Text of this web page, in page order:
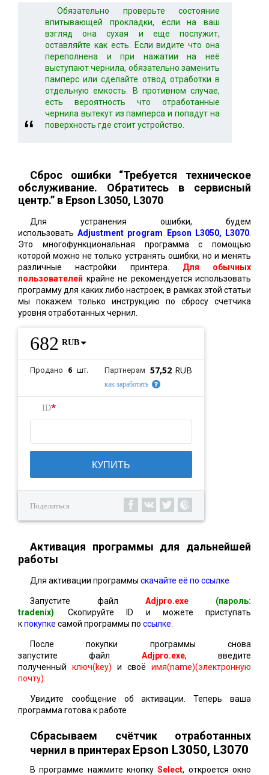
Обязательно проверьте состояние
впитывающей прокладки, если на ваш
взгляд она сухая и еще послужит,
оставляйте как есть. Если видите что она
переполнена и при нажатии на неё
выступают чернила, обязательно заменить
памперс или сделайте отвод отработки в
отдельную емкость. В противном случае,
есть вероятность что отработанные
чернила вытекут из памперса и попадут на
поверхность где стоит устройство.
Сброс ошибки “Требуется техническое
обслуживание. Обратитесь в сервисный
центр.” в Epson L3050, L3070
Для устранения ошибки, будем
использоватьAdjustment program Epson L3050, L3070
Это многофункциональная программа с помощью
которой можно не только устранять ошибки, но и менять
различные настройки принтера. Для обычных
пользователей крайне не рекомендуется использовать
программу для каких либо настроек, в рамках этой статьи
мы покажем только инструкцию по сбросу счетчика
уровня отработанных чернил.
682 RUB
Продано 6 шт. Партнерам 57,52 RUB
как заработать
ID*
КУПИТЬ
Поделиться
Активация программы для дальнейшей
работы
Для активации программы скачайте её по ссылке
Запустите файл Adjpro.exe (пароль:
tradenix)
Скопируйте ID и можете приступать
кпокупке самой программы по ссылке
После покупки программы снова
запустите файл Adjpro.exe, введите
полученный ключ(key) и своё имя(name)(электронную
почту).
Увидите сообщение об активации. Теперь ваша
программа готова к работе
Сбрасываем счётчик отработанных
чернил в принтерах Epson L3050, L3070
В программе нажмите кнопкуSelect, откроется окно